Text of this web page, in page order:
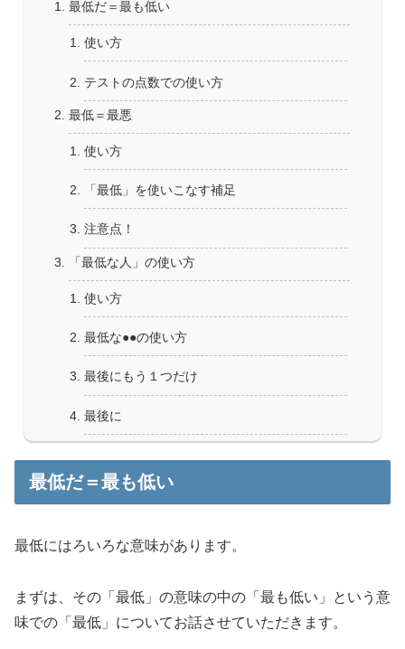
最低だ＝最も低い
使い方
テストの点数での使い方
最低＝最悪
使い方
「最低」を使いこなす補足
注意点！
「最低な人」の使い方
使い方
最低な●●の使い方
最後にもう１つだけ
最後に
最低だ＝最も低い
最低にはろいろな意味があります。
まずは、その「最低」の意味の中の 「最も低い」
という意
味での「最低」についてお話させていただきます。